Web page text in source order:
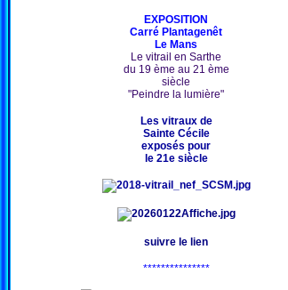
EXPOSITION
Carré Plantagenêt
Le Mans
Le vitrail en Sarthe
du 19 ème au 21 ème
siècle
"Peindre la lumière"
Les vitraux de
Sainte Cécile
exposés pour
le 21e siècle
suivre le lien
***************